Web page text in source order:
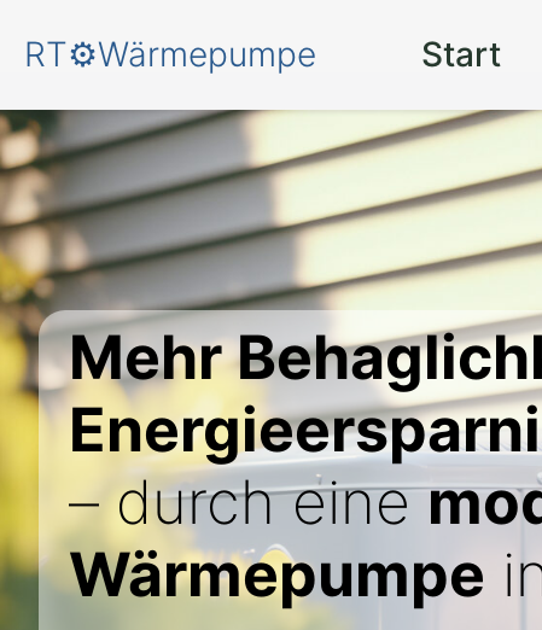
RT⚙️Wärmepumpe Start
Mehr
– durch eine
Wärmepumpe